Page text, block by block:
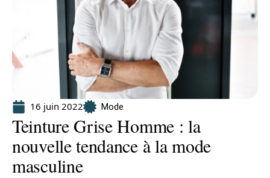
16 juin 2022 Mode
Teinture Grise Homme : la
nouvelle tendance à la mode
masculine